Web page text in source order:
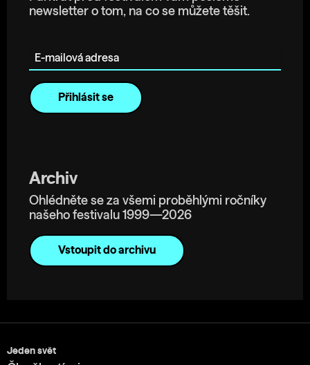
newsletter o tom, na co se můžete těšit.
Archiv
Ohlédněte se za všemi proběhlými ročníky
našeho festivalu 1999—2026
Vstoupit do archivu
Jeden svět